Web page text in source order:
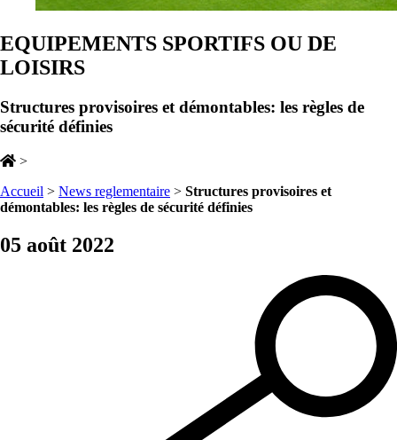
EQUIPEMENTS SPORTIFS OU DE
LOISIRS
Structures provisoires et démontables: les règles de
sécurité définies
>
Accueil > News reglementaire > Structures provisoires et
démontables: les règles de sécurité définies
05 août 2022